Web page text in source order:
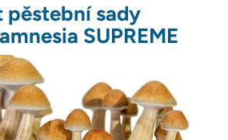
pěstební sady
SUPREME